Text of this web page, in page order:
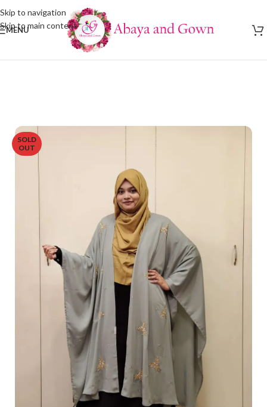
Skip to navigation
Skip to main content
MENU
SOLD
OUT